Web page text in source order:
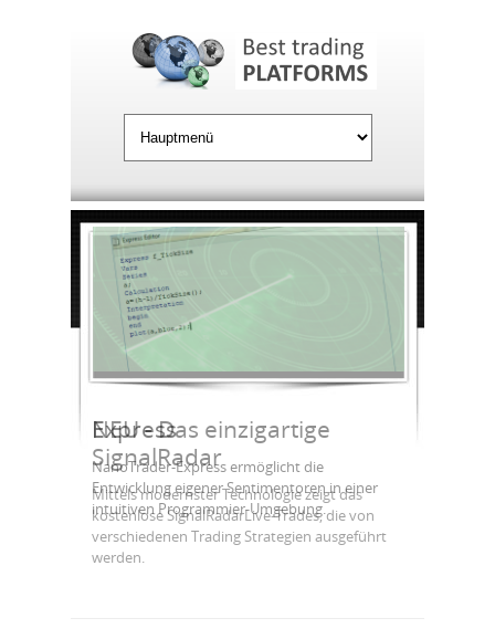
Express
NanoTrader-Express ermöglicht die
Entwicklung eigener Sentimentoren in einer
intuitiven Programmier-Umgebung.